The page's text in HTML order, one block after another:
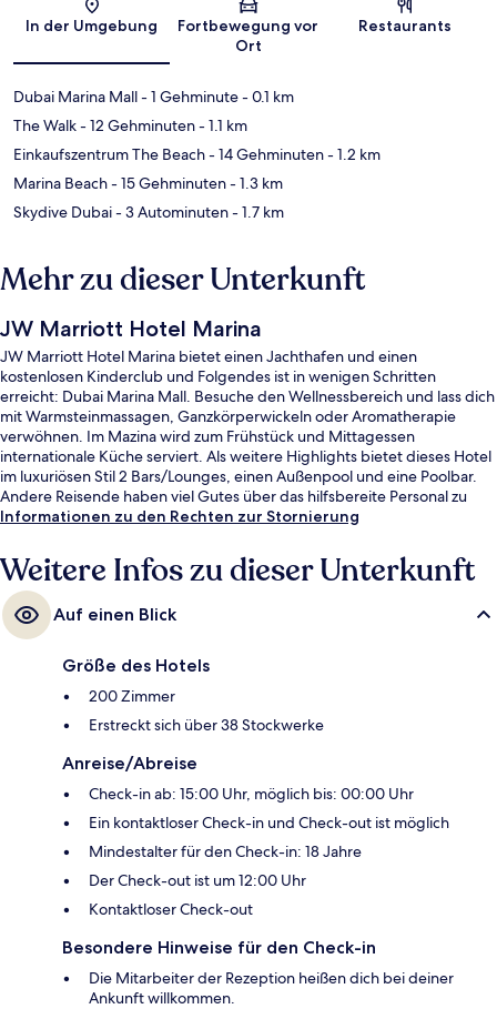
Karte
In der Umgebung
Fortbewegung vor
Ort
Restaurants
Dubai Marina Mall- 1 Gehminute- 0.1 km
The Walk- 12 Gehminuten- 1.1 km
Einkaufszentrum The Beach- 14 Gehminuten- 1.2 km
Marina Beach- 15 Gehminuten- 1.3 km
Skydive Dubai- 3 Autominuten- 1.7 km
Mehr zu dieser Unterkunft
JW Marriott Hotel Marina
JW Marriott Hotel Marina bietet einen Jachthafen und einen
kostenlosen Kinderclub und Folgendes ist in wenigen Schritten
erreicht: Dubai Marina Mall. Besuche den Wellnessbereich und lass dich
mit Warmsteinmassagen, Ganzkörperwickeln oder Aromatherapie
verwöhnen. Im Mazina wird zum Frühstück und Mittagessen
internationale Küche serviert. Als weitere Highlights bietet dieses Hotel
im luxuriösen Stil 2 Bars/Lounges, einen Außenpool und eine Poolbar.
Andere Reisende haben viel Gutes über das hilfsbereite Personal zu
berichten. Die öffentlichen Verkehrsmittel sind nur einen kurzen
es 5 Minuten und zur Dubai Marina U-Bahn-Station 12 Minuten.
Informationen zu den Rechten zur Stornierung
Weitere Infos zu dieser Unterkunft
Auf einen Blick
Größe des Hotels
200 Zimmer
Erstreckt sich über 38 Stockwerke
Anreise/Abreise
Check-in ab: 15:00 Uhr, möglich bis: 00:00 Uhr
Ein kontaktloser Check-in und Check-out ist möglich
Mindestalter für den Check-in: 18 Jahre
Der Check-out ist um 12:00 Uhr
Kontaktloser Check-out
Besondere Hinweise für den Check-in
Die Mitarbeiter der Rezeption heißen dich bei deiner
Ankunft willkommen.